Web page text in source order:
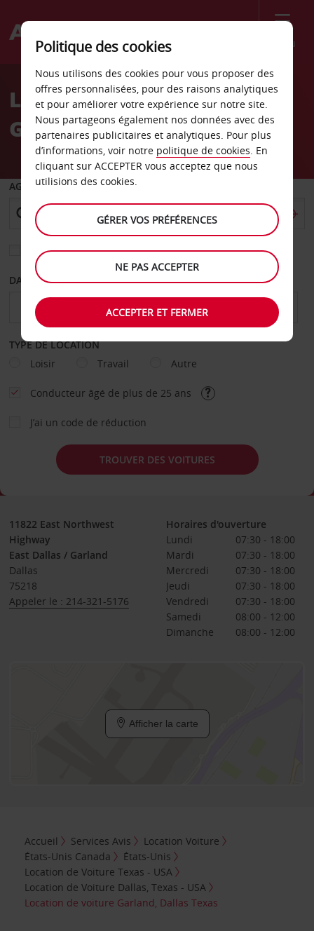
Menu
Welcome
AvisLocation de voiture
Garland, Dallas Texas
AGENCE DE DÉPART
Sélectionnez une autre agence de retour
DATE DE DÉPART DATE DE RETOUR
TYPE DE LOCATION
Loisir
Travail Autre
Conducteur âgé de plus de 25 ans
J’ai un code de réduction
TROUVER DES VOITURES
11822 East Northwest
Highway
East Dallas / Garland
Dallas
75218
Appeler le : 214-321-5176
Horaires d'ouverture
Lundi
07:30 - 18:00
Mardi
07:30 - 18:00
Mercredi
07:30 - 18:00
Jeudi
07:30 - 18:00
Vendredi
07:30 - 18:00
Samedi
08:00 - 12:00
Dimanche
08:00 - 12:00
Afficher la carte
Accueil Services Avis
Location Voiture
États-Unis Canada
États-Unis
Location de Voiture Texas - USA
Location de Voiture Dallas, Texas - USA
Location de voiture Garland, Dallas Texas
Politique des cookies
Nous utilisons des cookies pour vous proposer des
offres personnalisées, pour des raisons analytiques
et pour améliorer votre expérience sur notre site.
Nous partageons également nos données avec des
partenaires publicitaires et analytiques. Pour plus
d’informations, voir notre politique de cookies. En
cliquant sur ACCEPTER vous acceptez que nous
utilisions des cookies.
GÉRER VOS PRÉFÉRENCES
NE PAS ACCEPTER
ACCEPTER ET FERMER